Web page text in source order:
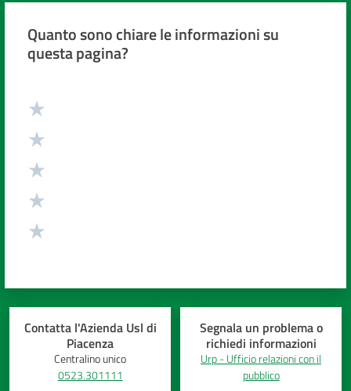
Quanto sono chiare le informazioni su
questa pagina?
Contatta l'Azienda Usl di
Piacenza
Centralino unico
0523.301111
Segnala un problema o
richiedi informazioni
Urp - Ufficio relazioni con il
pubblico